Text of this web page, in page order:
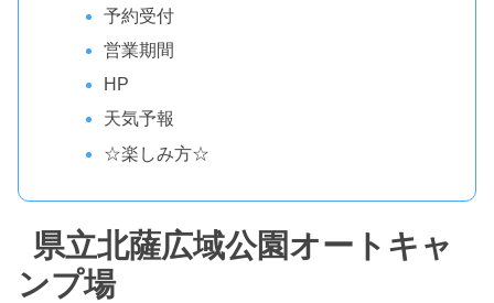
予約受付
営業期間
HP
天気予報
☆楽しみ方☆
県立北薩広域公園オートキャ
ンプ場